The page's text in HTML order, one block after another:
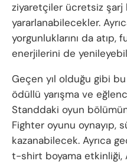
ziyaretçiler ücretsiz şarj
yararlanabilecekler.
yorgunluklarını da atıp,
enerjilerini de
Geçen yıl olduğu gibi
ödüllü yarışma ve
Standdaki oyun
Fighter oyunu oynayıp,
kazanabilecek. Ayrıca
t-shirt boyama etkinliği,